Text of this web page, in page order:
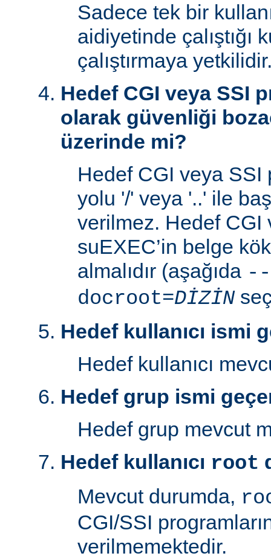
Sadece tek bir
aidiyetinde çalıştığı
çalıştırmaya
Hedef CGI veya SSI
olarak güvenliği
üzerinde mi?
Hedef CGI veya SSI
yolu '/' veya '..' ile
verilmez. Hedef CGI
suEXEC’in belge
almalıdır (aşağıda
docroot=DİZİN
Hedef kullanıcı ismi
Hedef kullanıcı
Hedef grup ismi
Hedef grup mevcut
Hedef kullanıcı root
Mevcut durumda,
CGI/SSI
verilmemektedir.